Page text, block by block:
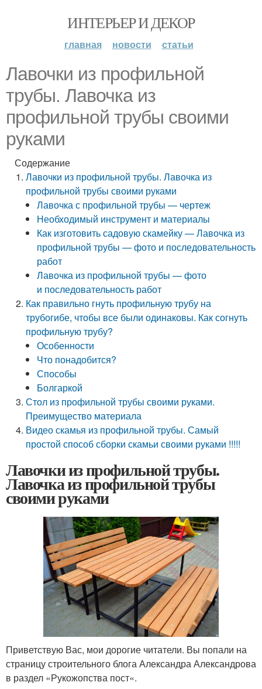
ИНТЕРЬЕР И ДЕКОР
главная новости статьи
Лавочки из профильной
трубы. Лавочка из
профильной трубы своими
руками
Содержание
Лавочки из профильной трубы. Лавочка из
профильной трубы своими руками
Лавочка с профильной трубы — чертеж
Необходимый инструмент и материалы
Как изготовить садовую скамейку — Лавочка из
профильной трубы — фото и последовательность
работ
Лавочка из профильной трубы — фото
и последовательность работ
Как правильно гнуть профильную трубу на
трубогибе, чтобы все были одинаковы. Как согнуть
профильную трубу?
Особенности
Что понадобится?
Способы
Болгаркой
Стол из профильной трубы своими руками.
Преимущество материала
Видео скамья из профильной трубы. Самый
простой способ сборки скамьи своими руками !!!!!
Лавочки из профильной трубы.
Лавочка из профильной трубы
своими руками
Приветствую Вас, мои дорогие читатели. Вы попали на
страницу строительного блога Александра Александрова
в раздел «Рукожопства пост«.